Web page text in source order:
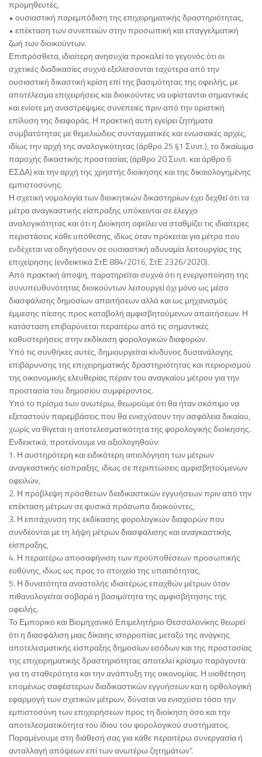
προμηθευτές,
• ουσιαστική παρεμπόδιση της επιχειρηματικής δραστηριότητας,
• επέκταση των συνεπειών στην προσωπική και επαγγελματική
ζωή των διοικούντων.
Επιπρόσθετα, ιδιαίτερη ανησυχία προκαλεί το γεγονός ότι οι
σχετικές διαδικασίες συχνά εξελίσσονται ταχύτερα από την
ουσιαστική δικαστική κρίση επί της βασιμότητας της οφειλής, με
αποτέλεσμα επιχειρήσεις και διοικούντες να υφίστανται σημαντικές
και ενίοτε μη αναστρέψιμες συνέπειες πριν από την οριστική
επίλυση της διαφοράς. Η πρακτική αυτή εγείρει ζητήματα
συμβατότητας με θεμελιώδεις συνταγματικές και ενωσιακές αρχές,
ιδίως την αρχή της αναλογικότητας (άρθρο 25 §1 Συντ.), το δικαίωμα
παροχής δικαστικής προστασίας (άρθρο 20 Συντ. και άρθρο 6
ΕΣΔΑ) και την αρχή της χρηστής διοίκησης και της δικαιολογημένης
εμπιστοσύνης.
Η σχετική νομολογία των διοικητικών δικαστηρίων έχει δεχθεί ότι τα
μέτρα αναγκαστικής είσπραξης υπόκεινται σε έλεγχο
αναλογικότητας και ότι η Διοίκηση οφείλει να σταθμίζει τις ιδιαίτερες
περιστάσεις κάθε υπόθεσης, ιδίως όταν πρόκειται για μέτρα που
ενδέχεται να οδηγήσουν σε ουσιαστική αδυναμία λειτουργίας της
επιχείρησης (ενδεικτικά ΣτΕ 884/2016, ΣτΕ 2326/2020).
Από πρακτική άποψη, παρατηρείται συχνά ότι η ενεργοποίηση της
συνυπευθυνότητας διοικούντων λειτουργεί όχι μόνο ως μέσο
διασφάλισης δημοσίων απαιτήσεων αλλά και ως μηχανισμός
έμμεσης πίεσης προς καταβολή αμφισβητούμενων απαιτήσεων. Η
κατάσταση επιβαρύνεται περαιτέρω από τις σημαντικές
καθυστερήσεις στην εκδίκαση φορολογικών διαφορών.
Υπό τις συνθήκες αυτές, δημιουργείται κίνδυνος δυσανάλογης
επιβάρυνσης της επιχειρηματικής δραστηριότητας και περιορισμού
της οικονομικής ελευθερίας πέραν του αναγκαίου μέτρου για την
προστασία του δημοσίου συμφέροντος.
Υπό το πρίσμα των ανωτέρω, θεωρούμε ότι θα ήταν σκόπιμο να
εξεταστούν παρεμβάσεις που θα ενισχύσουν την ασφάλεια δικαίου,
χωρίς να θίγεται η αποτελεσματικότητα της φορολογικής διοίκησης.
Ενδεικτικά, προτείνουμε να αξιολογηθούν:
1. Η αυστηρότερη και ειδικότερη αιτιολόγηση των μέτρων
αναγκαστικής είσπραξης, ιδίως σε περιπτώσεις αμφισβητούμενων
οφειλών,
2. Η πρόβλεψη πρόσθετων διαδικαστικών εγγυήσεων πριν από την
επέκταση μέτρων σε φυσικά πρόσωπα διοικούντες,
3. Η επιτάχυνση της εκδίκασης φορολογικών διαφορών που
συνδέονται με τη λήψη μέτρων διασφάλισης και αναγκαστικής
είσπραξης,
4. Η περαιτέρω αποσαφήνιση των προϋποθέσεων προσωπικής
ευθύνης, ιδίως ως προς το στοιχείο της υπαιτιότητας,
5. Η δυνατότητα αναστολής ιδιαιτέρως επαχθών μέτρων όταν
πιθανολογείται σοβαρά η βασιμότητα της αμφισβήτησης της
οφειλής.
Το Εμπορικό και Βιομηχανικό Επιμελητήριο Θεσσαλονίκης θεωρεί
ότι η διασφάλιση μιας δίκαιης ισορροπίας μεταξύ της ανάγκης
αποτελεσματικής είσπραξης δημοσίων εσόδων και της προστασίας
της επιχειρηματικής δραστηριότητας αποτελεί κρίσιμο παράγοντα
για τη σταθερότητα και την ανάπτυξη της οικονομίας. Η υιοθέτηση
επομένως σαφέστερων διαδικαστικών εγγυήσεων και η ορθολογική
εφαρμογή των σχετικών μέτρων, δύναται να ενισχύσει τόσο την
εμπιστοσύνη των επιχειρήσεων προς τη διοίκηση όσο και την
αποτελεσματικότητα του ίδιου του φορολογικού συστήματος.
Παραμένουμε στη διάθεσή σας για κάθε περαιτέρω συνεργασία ή
ανταλλαγή απόψεων επί των ανωτέρω ζητημάτων”.